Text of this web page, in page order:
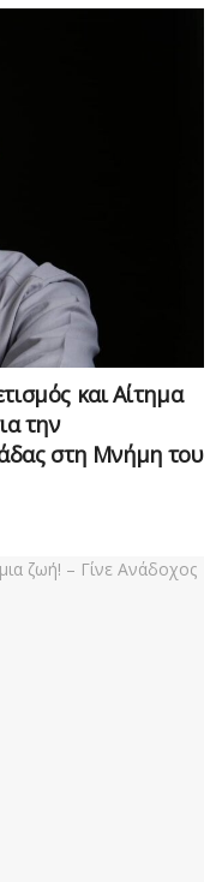
και Αίτημα
την
στη Μνήμη του